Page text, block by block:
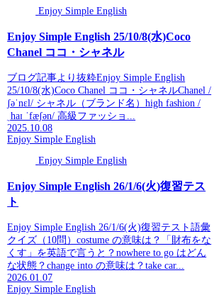
Enjoy Simple English
Enjoy Simple English 25/10/8(水)Coco
Chanel ココ・シャネル
ブログ記事より抜粋Enjoy Simple English
25/10/8(水)Coco Chanel ココ・シャネルChanel /
ʃəˈnɛl/ シャネル（ブランド名）high fashion /
ˌhaɪ ˈfæʃən/ 高級ファッショ...
2025.10.08
Enjoy Simple English
Enjoy Simple English
Enjoy Simple English 26/1/6(火)復習テス
ト
Enjoy Simple English 26/1/6(火)復習テスト語彙
クイズ（10問）costume の意味は？「財布をな
くす」を英語で言うと？nowhere to go はどん
な状態？change into の意味は？take car...
2026.01.07
Enjoy Simple English